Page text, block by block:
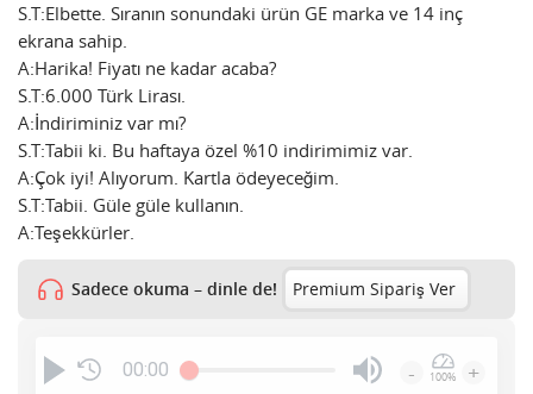
S.T:Elbette. Sıranın sonundaki ürün GE marka ve 14 inç
ekrana sahip.
A:Harika! Fiyatı ne kadar acaba?
S.T:6.000 Türk Lirası.
A:İndiriminiz var mı?
S.T:Tabii ki. Bu haftaya özel %10 indirimimiz var.
A:Çok iyi! Alıyorum. Kartla ödeyeceğim.
S.T:Tabii. Güle güle kullanın.
A:Teşekkürler.
Sadece okuma – dinle de! Premium Sipariş Ver
00:00 - 100% +